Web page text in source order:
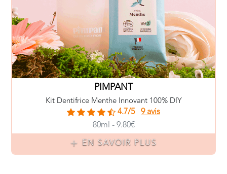
PIMPANT
Kit Dentifrice Menthe Innovant 100% DIY
4.7/5
9 avis
80ml - 9.80€
EN SAVOIR PLUS